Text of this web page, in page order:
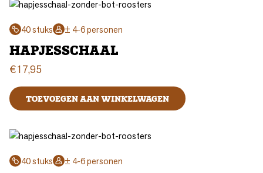
40 stuks ± 4-6 personen
HAPJESSCHAAL
€17,95
TOEVOEGEN AAN WINKELWAGEN
40 stuks ± 4-6 personen